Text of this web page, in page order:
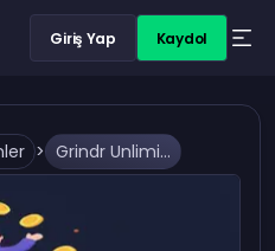
Giriş Yap Kaydol
> Grindr Unlimited'ı Ücretsiz ve Ucuza Almanın 3 Kolay Yolu